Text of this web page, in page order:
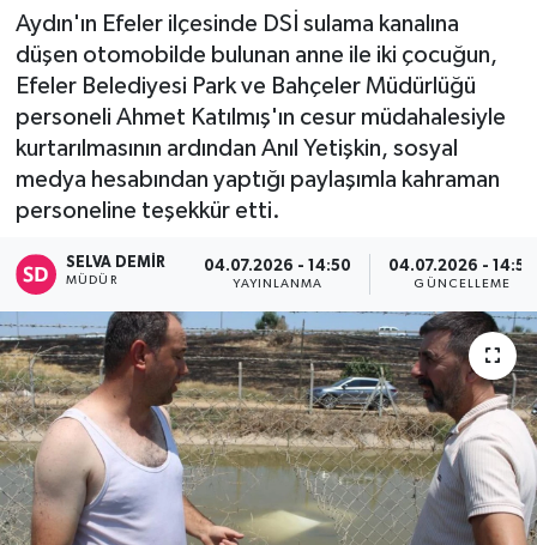
Aydın'ın Efeler ilçesinde DSİ sulama kanalına
düşen otomobilde bulunan anne ile iki çocuğun,
Efeler Belediyesi Park ve Bahçeler Müdürlüğü
personeli Ahmet Katılmış'ın cesur müdahalesiyle
kurtarılmasının ardından Anıl Yetişkin, sosyal
medya hesabından yaptığı paylaşımla kahraman
personeline teşekkür etti.
SELVA DEMIR
MÜDÜR
04.07.2026 - 14:50
YAYINLANMA
04.07.2026 - 14:56
GÜNCELLEME